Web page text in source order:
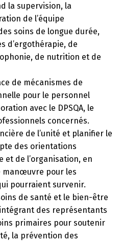
la supervision, la
de l’équipe
soins de longue durée,
d’ergothérapie, de
de nutrition et de
de mécanismes de
pour le personnel
avec le DPSQA, le
concernés.
de l’unité et planifier le
des orientations
et de l’organisation, en
manœuvre pour les
pourraient survenir.
de santé et le bien-être
des représentants
primaires pour soutenir
la prévention des